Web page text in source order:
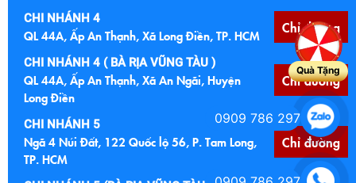
CHI NHÁNH 4
QL 44A, Ấp An Thạnh, Xã Long Điền, TP. HCM Chỉ đường
CHI NHÁNH 4 ( BÀ RỊA VŨNG TÀU )
QL 44A, Ấp An Thạnh, Xã An Ngãi, Huyện
Long Điền
Chỉ đường
CHI NHÁNH 5
Ngã 4 Núi Đất, 122 Quốc lộ 56, P. Tam Long,
TP. HCM
Chỉ đường
Quà Tặng
0909 786 297